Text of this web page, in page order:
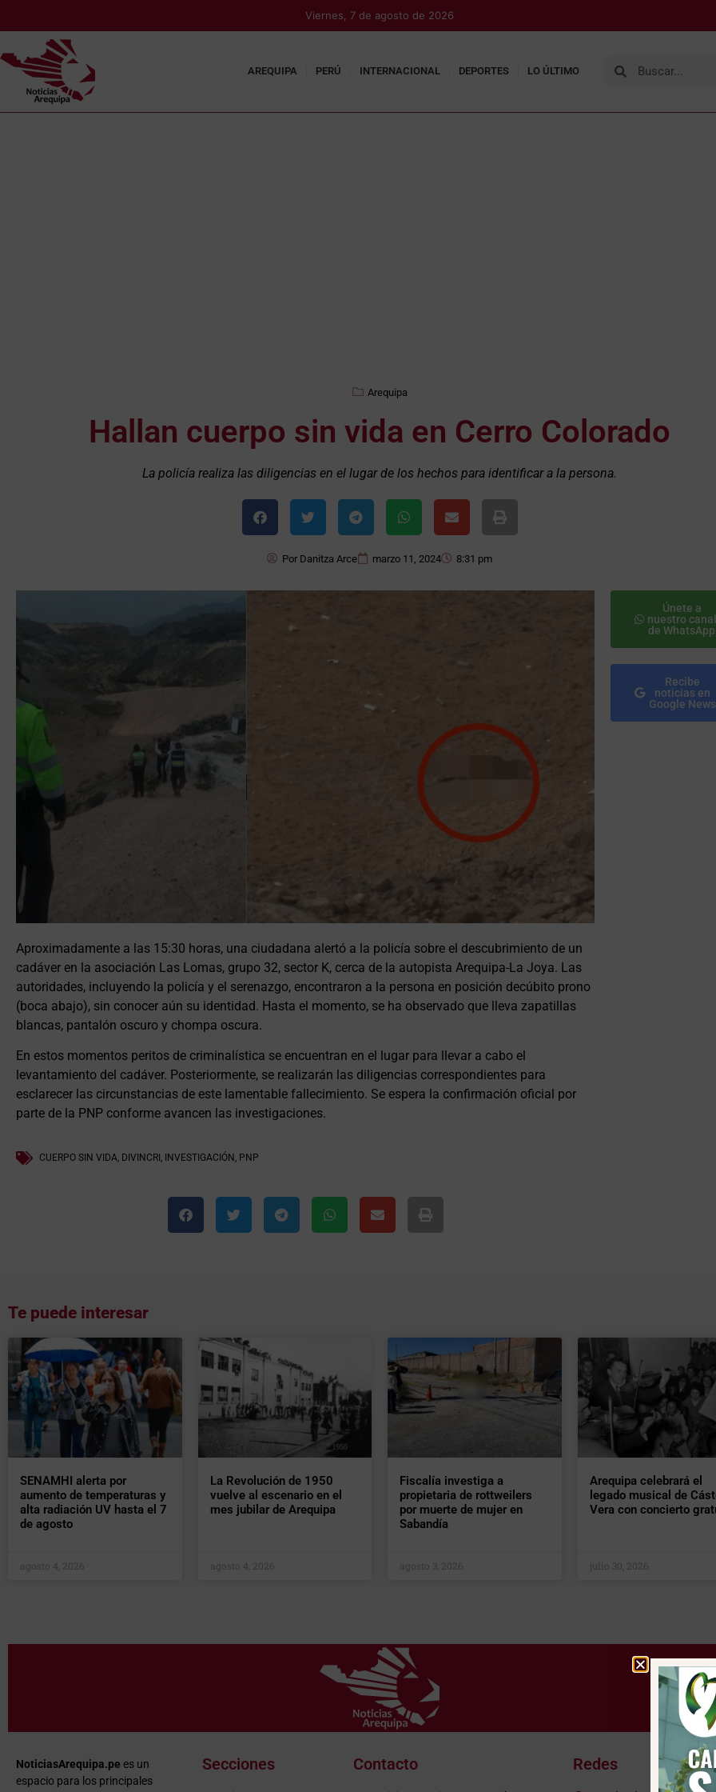
Viernes, 7 de agosto de 2026
AREQUIPA PERÚ INTERNACIONAL DEPORTES LO ÚLTIMO
Arequipa
Hallan cuerpo sin vida en Cerro Colorado
La policía realiza las diligencias en el lugar de los hechos para identificar a la persona.
Por Danitza Arce marzo 11, 2024 8:31 pm
Aproximadamente a las 15:30 horas, una ciudadana alertó a la policía sobre el descubrimiento de un
cadáver en la asociación Las Lomas, grupo 32, sector K, cerca de la autopista Arequipa-La Joya. Las
autoridades, incluyendo la policía y el serenazgo, encontraron a la persona en posición decúbito prono
(boca abajo), sin conocer aún su identidad. Hasta el momento, se ha observado que lleva zapatillas
blancas, pantalón oscuro y chompa oscura.
En estos momentos peritos de criminalística se encuentran en el lugar para llevar a cabo el
levantamiento del cadáver. Posteriormente, se realizarán las diligencias correspondientes para
esclarecer las circunstancias de este lamentable fallecimiento. Se espera la confirmación oficial por
parte de la PNP conforme avancen las investigaciones.
CUERPO SIN VIDA, DIVINCRI , INVESTIGACIÓN , PNP
Únete a
nuestro canal
de WhatsApp
Recibe
noticias en
Google News
Te puede interesar
SENAMHI alerta por
aumento de temperaturas y
alta radiación UV hasta el 7
de agosto
agosto 4, 2026
La Revolución de 1950
vuelve al escenario en el
mes jubilar de Arequipa
agosto 4, 2026
Fiscalía investiga a
propietaria de rottweilers
por muerte de mujer en
Sabandía
agosto 3, 2026
Arequipa celebrará el
legado musical de
Vera con concierto
julio 30, 2026
NoticiasArequipa.pe es un
espacio para los principales
Secciones Contacto Redes